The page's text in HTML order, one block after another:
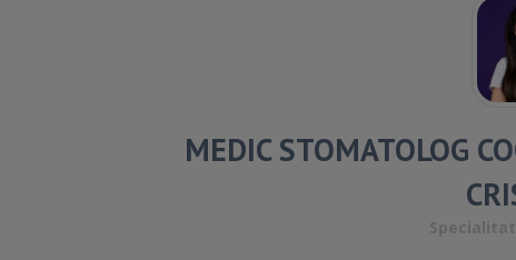
MEDIC STOMATOLOG